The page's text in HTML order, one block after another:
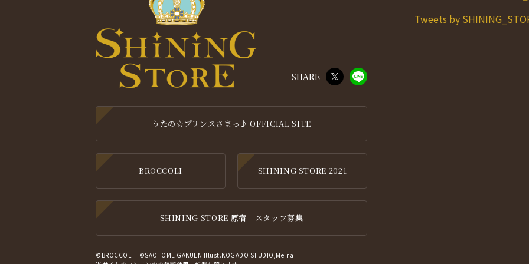
Tweets by
SHARE
うたの☆プリンスさまっ♪ OFFICIAL SITE
BROCCOLI SHINING STORE 2021
SHINING STORE 原宿 スタッフ募集
©BROCCOLI
©SAOTOME GAKUEN Illust.KOGADO STUDIO,Meina